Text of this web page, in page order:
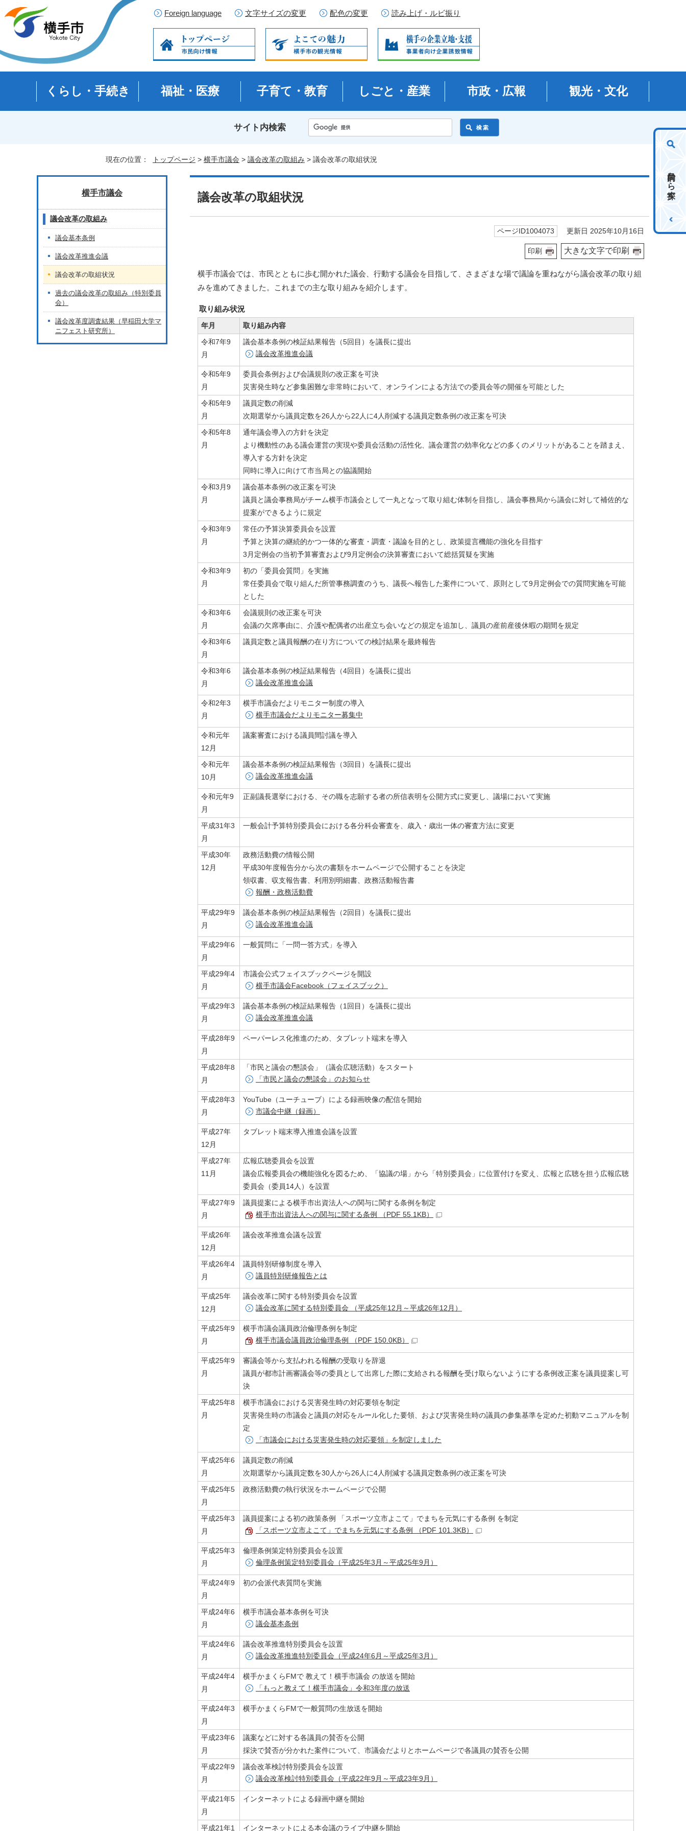
Foreign language 文字サイズの変更 配色の変更 読み上げ・ルビ振り
くらし・手続き 福祉・医療 子育て・教育 しごと・産業 市政・広報 観光・文化
サイト内検索
目的から探す
現在の位置： トップページ > 横手市議会 > 議会改革の取組み > 議会改革の取組状況
議会改革の取組状況
ページID1004073 更新日 2025年10月16日
印刷 大きな文字で印刷
横手市議会では、市民とともに歩む開かれた議会、行動する議会を目指して、さまざまな場で議論を重ねながら議会改革の取り組
みを進めてきました。これまでの主な取り組みを紹介します。
取り組み状況
年月
取り組み内容
令和7年9
月
議会基本条例の検証結果報告（5回目）を議長に提出
議会改革推進会議
令和5年9
月
委員会条例および会議規則の改正案を可決
災害発生時など参集困難な非常時において、オンラインによる方法での委員会等の開催を可能とした
令和5年9
月
議員定数の削減
次期選挙から議員定数を26人から22人に4人削減する議員定数条例の改正案を可決
令和5年8
月
通年議会導入の方針を決定
より機動性のある議会運営の実現や委員会活動の活性化、議会運営の効率化などの多くのメリットがあることを踏まえ、
導入する方針を決定
同時に導入に向けて市当局との協議開始
令和3月9
月
議会基本条例の改正案を可決
議員と議会事務局がチーム横手市議会として一丸となって取り組む体制を目指し、議会事務局から議会に対して補佐的な
提案ができるように規定
令和3年9
月
常任の予算決算委員会を設置
予算と決算の継続的かつ一体的な審査・調査・議論を目的とし、政策提言機能の強化を目指す
3月定例会の当初予算審査および9月定例会の決算審査において総括質疑を実施
令和3年9
月
初の「委員会質問」を実施
常任委員会で取り組んだ所管事務調査のうち、議長へ報告した案件について、原則として9月定例会での質問実施を可能
とした
令和3年6
月
会議規則の改正案を可決
会議の欠席事由に、介護や配偶者の出産立ち会いなどの規定を追加し、議員の産前産後休暇の期間を規定
令和3年6
月
議員定数と議員報酬の在り方についての検討結果を最終報告
令和3年6
月
議会基本条例の検証結果報告（4回目）を議長に提出
議会改革推進会議
令和2年3
月
横手市議会だよりモニター制度の導入
横手市議会だよりモニター募集中
令和元年
12月
議案審査における議員間討議を導入
令和元年
10月
議会基本条例の検証結果報告（3回目）を議長に提出
議会改革推進会議
令和元年9
月
正副議長選挙における、その職を志願する者の所信表明を公開方式に変更し、議場において実施
平成31年3
月
一般会計予算特別委員会における各分科会審査を、歳入・歳出一体の審査方法に変更
平成30年
12月
政務活動費の情報公開
平成30年度報告分から次の書類をホームページで公開することを決定
領収書、収支報告書、利用別明細書、政務活動報告書
報酬・政務活動費
平成29年9
月
議会基本条例の検証結果報告（2回目）を議長に提出
議会改革推進会議
平成29年6
月
一般質問に「一問一答方式」を導入
平成29年4
月
市議会公式フェイスブックページを開設
横手市議会Facebook（フェイスブック）
平成29年3
月
議会基本条例の検証結果報告（1回目）を議長に提出
議会改革推進会議
平成28年9
月
ペーパーレス化推進のため、タブレット端末を導入
平成28年8
月
「市民と議会の懇談会」（議会広聴活動）をスタート
「市民と議会の懇談会」のお知らせ
平成28年3
月
YouTube（ユーチューブ）による録画映像の配信を開始
市議会中継（録画）
平成27年
12月
タブレット端末導入推進会議を設置
平成27年
11月
広報広聴委員会を設置
議会広報委員会の機能強化を図るため、「協議の場」から「特別委員会」に位置付けを変え、広報と広聴を担う広報広聴
委員会（委員14人）を設置
平成27年9
月
議員提案による横手市出資法人への関与に関する条例を制定
横手市出資法人への関与に関する条例 （PDF 55.1KB）
平成26年
12月
議会改革推進会議を設置
平成26年4
月
議員特別研修制度を導入
議員特別研修報告とは
平成25年
12月
議会改革に関する特別委員会を設置
議会改革に関する特別委員会 （平成25年12月～平成26年12月）
平成25年9
月
横手市議会議員政治倫理条例を制定
横手市議会議員政治倫理条例 （PDF 150.0KB）
平成25年9
月
審議会等から支払われる報酬の受取りを辞退
議員が都市計画審議会等の委員として出席した際に支給される報酬を受け取らないようにする条例改正案を議員提案し可
決
平成25年8
月
横手市議会における災害発生時の対応要領を制定
災害発生時の市議会と議員の対応をルール化した要領、および災害発生時の議員の参集基準を定めた初動マニュアルを制
定
「市議会における災害発生時の対応要領」を制定しました
平成25年6
月
議員定数の削減
次期選挙から議員定数を30人から26人に4人削減する議員定数条例の改正案を可決
平成25年5
月
政務活動費の執行状況をホームページで公開
平成25年3
月
議員提案による初の政策条例 「スポーツ立市よこて」でまちを元気にする条例 を制定
「スポーツ立市よこて」でまちを元気にする条例 （PDF 101.3KB）
平成25年3
月
倫理条例策定特別委員会を設置
倫理条例策定特別委員会（平成25年3月～平成25年9月）
平成24年9
月
初の会派代表質問を実施
平成24年6
月
横手市議会基本条例を可決
議会基本条例
平成24年6
月
議会改革推進特別委員会を設置
議会改革推進特別委員会（平成24年6月～平成25年3月）
平成24年4
月
横手かまくらFMで 教えて！横手市議会 の放送を開始
「もっと教えて！横手市議会」令和3年度の放送
平成24年3
月
横手かまくらFMで一般質問の生放送を開始
平成23年6
月
議案などに対する各議員の賛否を公開
採決で賛否が分かれた案件について、市議会だよりとホームページで各議員の賛否を公開
平成22年9
月
議会改革検討特別委員会を設置
議会改革検討特別委員会（平成22年9月～平成23年9月）
平成21年5
月
インターネットによる録画中継を開始
平成21年1 インターネットによる本会議のライブ中継を開始
横手市議会
議会改革の取組み
議会基本条例
議会改革推進会議
議会改革の取組状況
過去の議会改革の取組み（特別委員
会）
議会改革度調査結果（早稲田大学マ
ニフェスト研究所）